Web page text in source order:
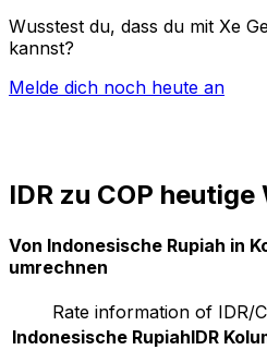
Wusstest du, dass du mit Xe
kannst?
Melde dich noch heute an
IDR zu COP
Von Indonesische Rupiah in
umrechnen
Rate information of IDR/
Indonesische RupiahIDR